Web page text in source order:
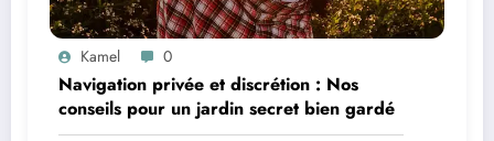
Kamel 0
Navigation privée et discrétion : Nos
conseils pour un jardin secret bien gardé